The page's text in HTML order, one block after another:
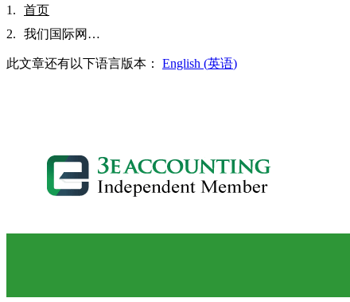
首页
我们国际网…
此文章还有以下语言版本： English (英语)